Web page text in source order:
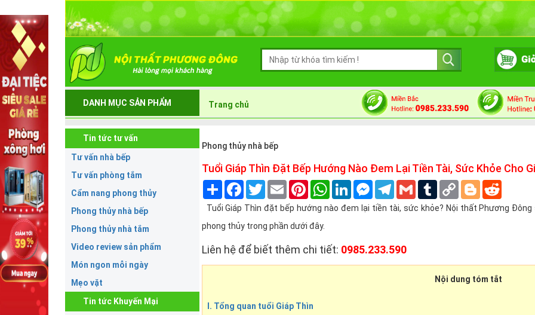
DANH MỤC SẢN PHẨM Trang chủ
Tin tức tư vấn
Tư vấn nhà bếp
Tư vấn phòng tắm
Cẩm nang phong thủy
Phong thủy nhà bếp
Phong thủy nhà tắm
Video review sản phẩm
Món ngon mỗi ngày
Mẹo vặt
Tin tức Khuyến Mại
Phong thủy nhà bếp
Tuổi Giáp Thìn Đặt Bếp Hướng Nào Đem Lại Tiền Tài, Sức Khỏe Cho
Share FacebookTwitterEmail PinterestWhatsAppLinkedInMessengerTelegram
Gmail TumblrCopy
Link
Blogger
Tuổi Giáp Thìn đặt bếp hướng nào đem lại tiền tài, sức khỏe? Nội thất Phương
phong thủy trong phần dưới đây.
Liên hệ để biết thêm chi tiết: 0985.233.590
Nội dung tóm tắt
I. Tổng quan tuổi Giáp Thìn